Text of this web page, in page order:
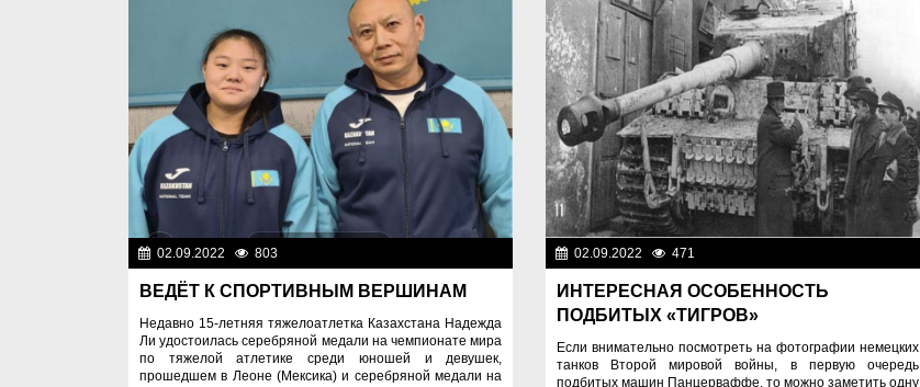
02.09.2022 803
ВЕДЁТ К СПОРТИВНЫМ ВЕРШИНАМ
Недавно 15-летняя тяжелоатлетка Казахстана Надежда
Ли удостоилась серебряной медали на чемпионате мира
по тяжелой атлетике среди юношей и девушек,
прошедшем в Леоне (Мексика) и серебряной медали на
02.09.2022 471
ИНТЕРЕСНАЯ ОСОБЕННОСТЬ
ПОДБИТЫХ «ТИГРОВ»
Если внимательно посмотреть на фотографии немецких
танков Второй мировой войны, в первую очередь
подбитых машин Панцерваффе, то можно заметить одну